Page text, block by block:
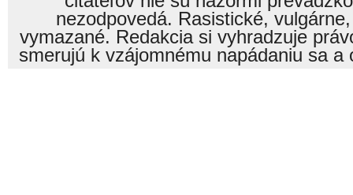
nezodpovedá. Rasistické,
vymazané. Redakcia si vyhradzuje
smerujú k vzájomnému napádaniu sa